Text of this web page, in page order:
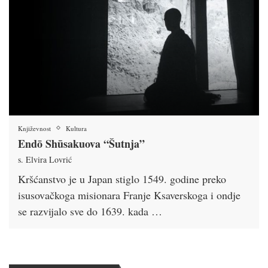
Književnost Kultura
Endō Shūsakuova “Šutnja”
s. Elvira Lovrić
Kršćanstvo je u Japan stiglo 1549. godine preko
isusovačkoga misionara Franje Ksaverskoga i ondje
se razvijalo sve do 1639. kada …